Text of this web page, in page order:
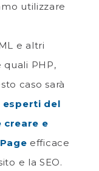
utilizzare
e altri
PHP,
caso sarà
esperti del
creare e
efficace
e la SEO.